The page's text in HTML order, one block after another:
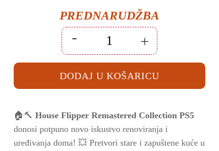
cijena
bila
je:
43.00€.
cijena
je:
40.00€.
PREDNARUDŽBA
-
Flipper
-
Collection
količina
+
DODAJ U KOŠARICU
🏠🔨 House Flipper Remastered Collection PS5
donosi potpuno novo iskustvo renoviranja i
uređivanja doma! 💥 Pretvori stare i zapuštene kuće u